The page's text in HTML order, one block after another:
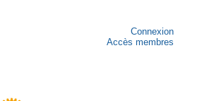
Connexion
Accès membres